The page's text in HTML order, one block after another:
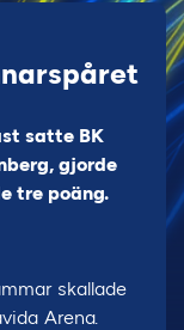
satte BK
gjorde
tre poäng.
skallade
Arena.